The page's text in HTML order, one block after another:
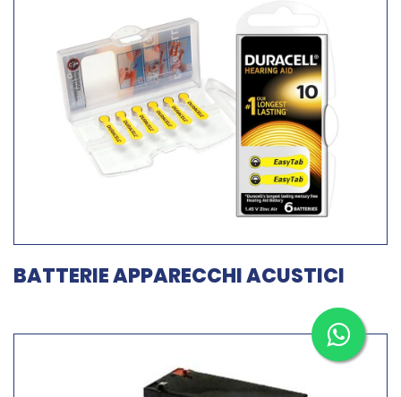
BATTERIE APPARECCHI ACUSTICI